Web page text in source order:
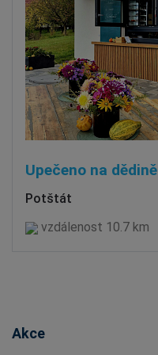
Upečeno na dědině
Potštát
vzdálenost 10.7 km
Akce